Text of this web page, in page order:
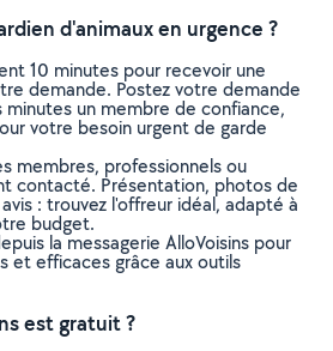
d'animaux en urgence ?
10 minutes pour recevoir une
demande. Postez votre demande
un membre de confiance,
votre besoin urgent de garde
membres, professionnels ou
contacté. Présentation, photos de
: trouvez l'offreur idéal, adapté à
budget.
la messagerie AlloVoisins pour
et efficaces grâce aux outils
est gratuit ?